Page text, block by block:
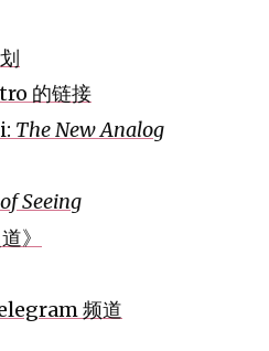
的链接
The New Analog
Seeing
》
频道